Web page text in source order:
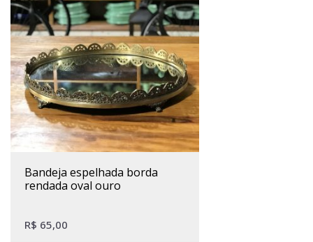
bandeja espelhada borda
rendada oval ouro
R$ 65,00